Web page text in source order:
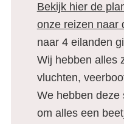
Bekijk hier de
onze reizen naar
naar 4 eilanden
Wij hebben alles
vluchten,
We hebben deze
om alles een